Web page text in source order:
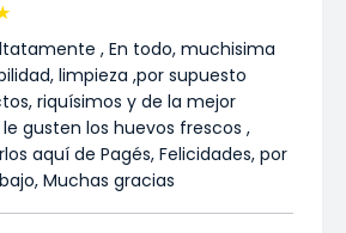
, En todo, muchisima
limpieza ,por supuesto
riquísimos y de la mejor
gusten los huevos frescos ,
aquí de Pagés, Felicidades, por
Muchas gracias